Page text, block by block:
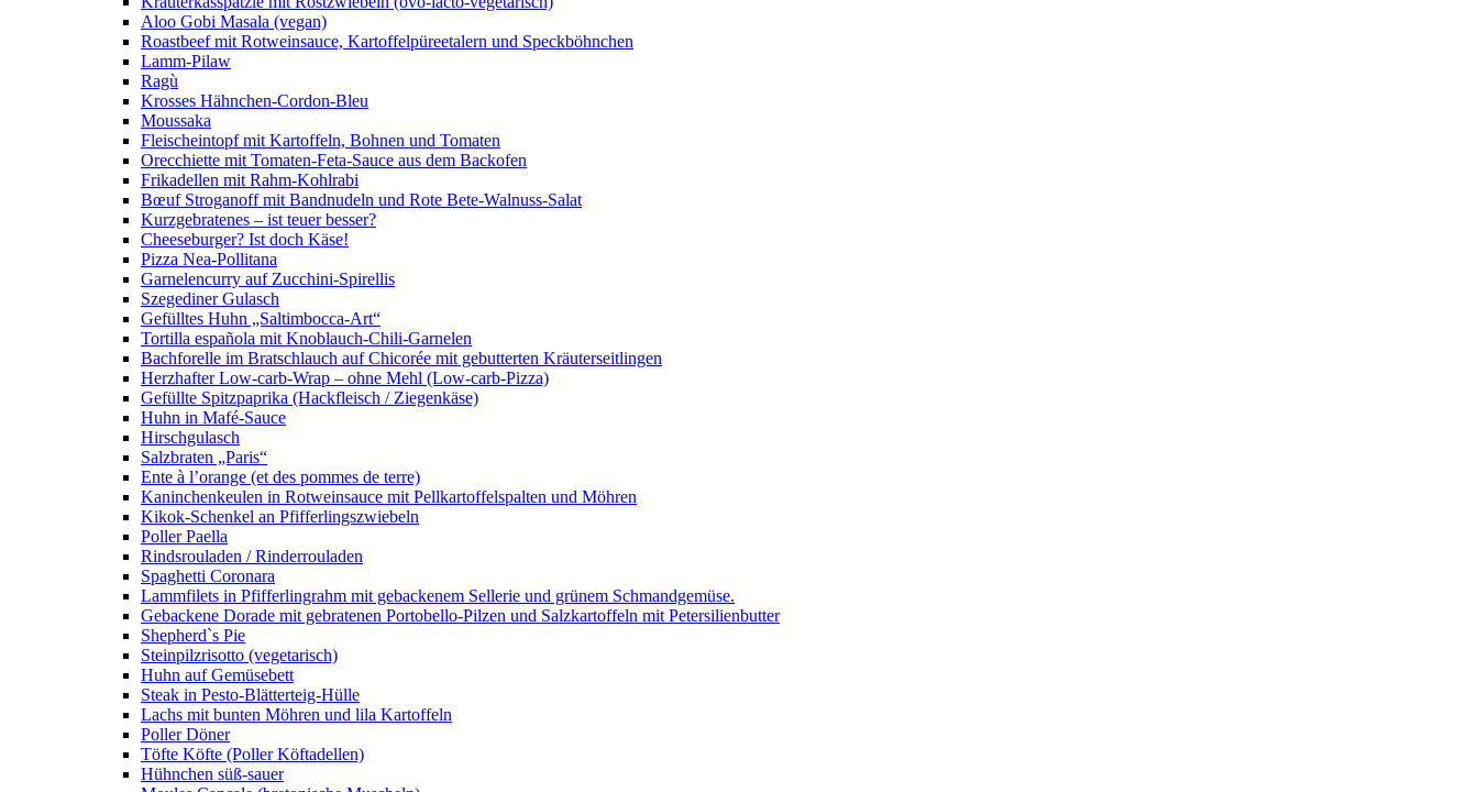
Aloo Gobi Masala (vegan)
Roastbeef mit Rotweinsauce, Kartoffelpüreetalern und Speckböhnchen
Lamm-Pilaw
Ragù
Krosses Hähnchen-Cordon-Bleu
Moussaka
Fleischeintopf mit Kartoffeln, Bohnen und Tomaten
Orecchiette mit Tomaten-Feta-Sauce aus dem Backofen
Frikadellen mit Rahm-Kohlrabi
Bœuf Stroganoff mit Bandnudeln und Rote Bete-Walnuss-Salat
Kurzgebratenes – ist teuer besser?
Cheeseburger? Ist doch Käse!
Pizza Nea-Pollitana
Garnelencurry auf Zucchini-Spirellis
Szegediner Gulasch
Gefülltes Huhn „Saltimbocca-Art“
Tortilla española mit Knoblauch-Chili-Garnelen
Bachforelle im Bratschlauch auf Chicorée mit gebutterten Kräuterseitlingen
Herzhafter Low-carb-Wrap – ohne Mehl (Low-carb-Pizza)
Gefüllte Spitzpaprika (Hackfleisch / Ziegenkäse)
Huhn in Mafé-Sauce
Hirschgulasch
Salzbraten „Paris“
Ente à l’orange (et des pommes de terre)
Kaninchenkeulen in Rotweinsauce mit Pellkartoffelspalten und Möhren
Kikok-Schenkel an Pfifferlingszwiebeln
Poller Paella
Rindsrouladen / Rinderrouladen
Spaghetti Coronara
Lammfilets in Pfifferlingrahm mit gebackenem Sellerie und grünem Schmandgemüse.
Gebackene Dorade mit gebratenen Portobello-Pilzen und Salzkartoffeln mit Petersilienbutter
Shepherd`s Pie
Steinpilzrisotto (vegetarisch)
Huhn auf Gemüsebett
Steak in Pesto-Blätterteig-Hülle
Lachs mit bunten Möhren und lila Kartoffeln
Poller Döner
Töfte Köfte (Poller Köftadellen)
Hühnchen süß-sauer